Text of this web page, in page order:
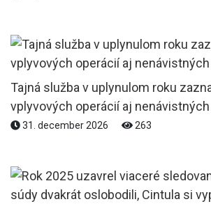
Tajná služba v uplynulom roku
vplyvových operácií aj
31. december 2026 263